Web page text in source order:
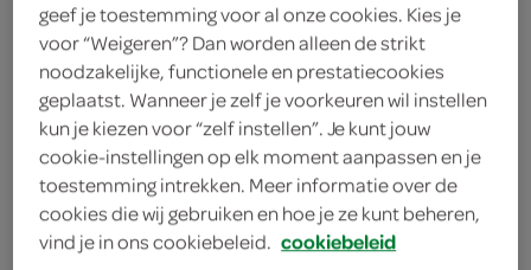
Let op: aanbiedingen zijn niet zichtbaar bij de
producten, maar worden wél automatisch
verwerkt in de winkelmand.
zachte minibrokken met gevogelte voor de volwassen
hond
geef je toestemming voor al onze cookies. Kies je
voor “Weigeren”? Dan worden alleen de strikt
noodzakelijke, functionele en prestatiecookies
geplaatst. Wanneer je zelf je voorkeuren wil instellen
kun je kiezen voor “zelf instellen”. Je kunt jouw
cookie-instellingen op elk moment aanpassen en je
toestemming intrekken. Meer informatie over de
cookies die wij gebruiken en hoe je ze kunt beheren,
vind je in ons cookiebeleid. cookiebeleid